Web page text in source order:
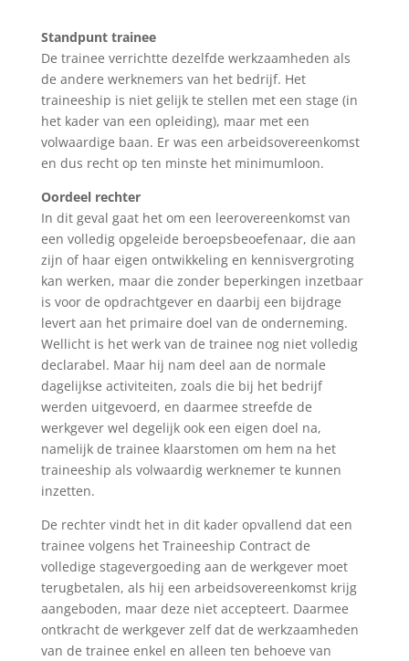
Standpunt trainee
De trainee verrichtte dezelfde werkzaamheden als
de andere werknemers van het bedrijf. Het
traineeship is niet gelijk te stellen met een stage (in
het kader van een opleiding), maar met een
volwaardige baan. Er was een arbeidsovereenkomst
en dus recht op ten minste het minimumloon.
Oordeel rechter
In dit geval gaat het om een leerovereenkomst van
een volledig opgeleide beroepsbeoefenaar, die aan
zijn of haar eigen ontwikkeling en kennisvergroting
kan werken, maar die zonder beperkingen inzetbaar
is voor de opdrachtgever en daarbij een bijdrage
levert aan het primaire doel van de onderneming.
Wellicht is het werk van de trainee nog niet volledig
declarabel. Maar hij nam deel aan de normale
dagelijkse activiteiten, zoals die bij het bedrijf
werden uitgevoerd, en daarmee streefde de
werkgever wel degelijk ook een eigen doel na,
namelijk de trainee klaarstomen om hem na het
traineeship als volwaardig werknemer te kunnen
inzetten.
De rechter vindt het in dit kader opvallend dat een
trainee volgens het Traineeship Contract de
volledige stagevergoeding aan de werkgever moet
terugbetalen, als hij een arbeidsovereenkomst krijg
aangeboden, maar deze niet accepteert. Daarmee
ontkracht de werkgever zelf dat de werkzaamheden
van de trainee enkel en alleen ten behoeve van